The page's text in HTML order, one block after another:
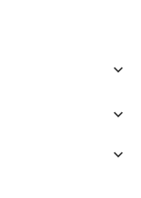


